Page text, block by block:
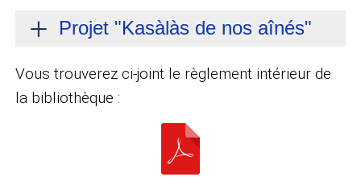
Projet "Kasàlàs de nos aînés"
Vous trouverez ci-joint le règlement intérieur de
la bibliothèque :